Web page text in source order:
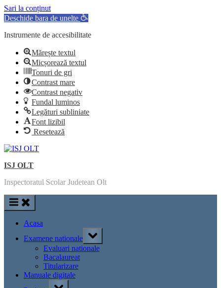
Sari la conținut
Deschide bara de unelte
Instrumente de accesibilitate
Mărește textul
Micșorează textul
Tonuri de gri
Contrast mare
Contrast negativ
Fundal luminos
Legături subliniate
Font lizibil
Resetează
Skip
content
ISJ OLT
Inspectoratul Scolar Judetean Olt
Acasa
Examene nationale
Toggle
sub-
menu
Evaluari nationale
Bacalaureat
Titularizare
Manuale digitale
Toggle